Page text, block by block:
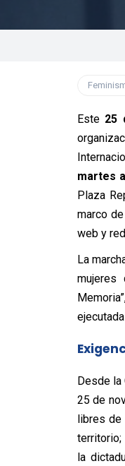
Este 25
martes
Plaza
marco
web y
La
mujeres
Desde la
25 de
libres de
territorio;
la